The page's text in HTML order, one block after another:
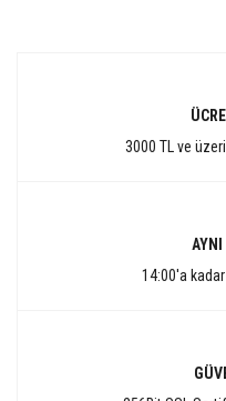
3000 TL ve
AYNI
14:00'a